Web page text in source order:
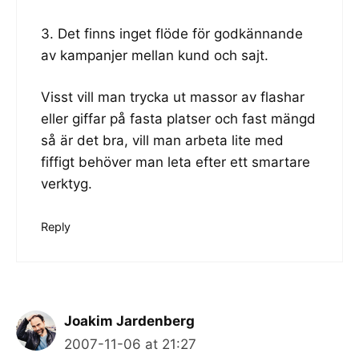
3. Det finns inget flöde för godkännande
av kampanjer mellan kund och sajt.
Visst vill man trycka ut massor av flashar
eller giffar på fasta platser och fast mängd
så är det bra, vill man arbeta lite med
fiffigt behöver man leta efter ett smartare
verktyg.
Reply
Joakim Jardenberg
2007-11-06 at 21:27